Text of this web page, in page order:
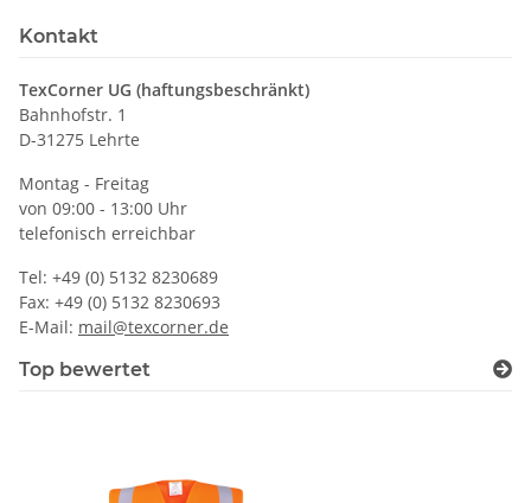
Kontakt
TexCorner UG (haftungsbeschränkt)
Bahnhofstr. 1
D-31275 Lehrte
Montag - Freitag
von 09:00 - 13:00 Uhr
telefonisch erreichbar
Tel: +49 (0) 5132 8230689
Fax: +49 (0) 5132 8230693
E-Mail: mail@texcorner.de
Top bewertet